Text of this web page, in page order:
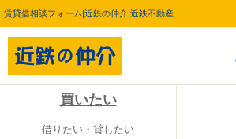
賃貸借相談フォーム|近鉄の仲介|近鉄不動産
買いたい
借りたい・貸したい